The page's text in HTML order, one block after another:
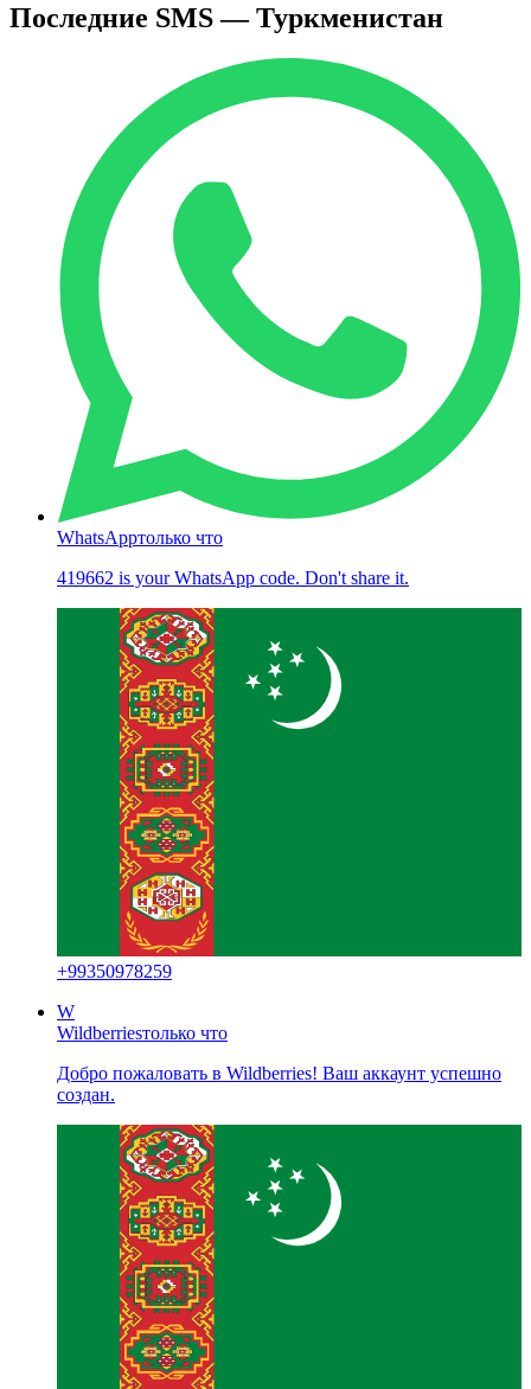
Последние SMS — Туркменистан
WhatsAppтолько что
419662 is your WhatsApp code. Don't share it.
+99350978259
W
Wildberriesтолько что
Добро пожаловать в Wildberries! Ваш аккаунт успешно
создан.